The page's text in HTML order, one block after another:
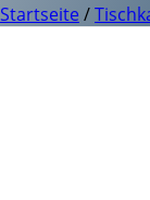
Startseite /